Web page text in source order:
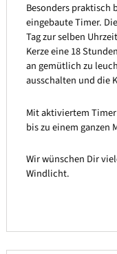
Besonders praktisch
eingebaute Timer.
Tag zur selben
Kerze eine 18
an gemütlich zu
ausschalten und die
Mit aktiviertem
bis zu einem ganzen
Wir wünschen Dir
Windlicht.